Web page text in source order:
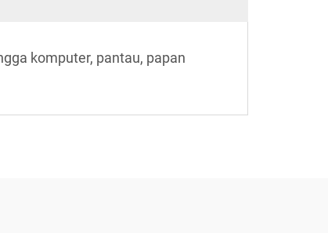
komputer, pantau, papan